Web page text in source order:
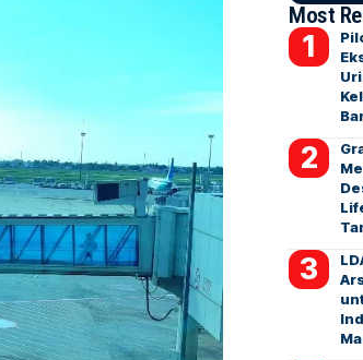
Most